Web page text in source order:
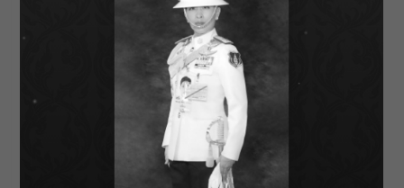
See author's posts
“เมเบิ้ล–แป้งจี่” ร่ายมนตร์ความสุขใน BLEJIE 1st